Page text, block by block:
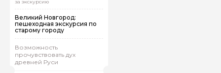
за экскурсию
Великий Новгород:
пешеходная экскурсия по
старому городу
Возможность
прочувствовать дух
древней Руси